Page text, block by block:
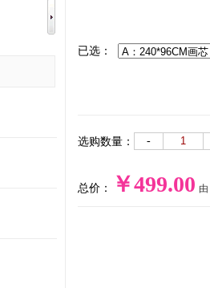
已选：
选购数量： -
总价： ￥499.00 由